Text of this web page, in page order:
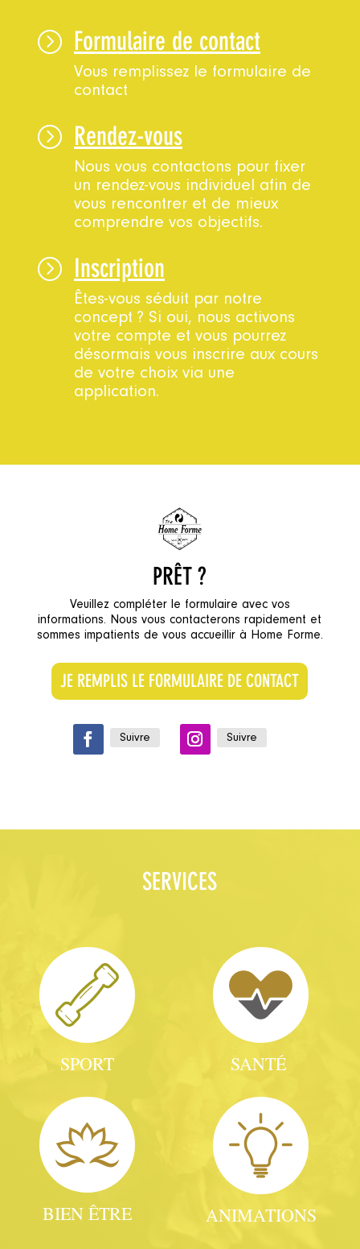
= Formulaire de contact
Vous remplissez le formulaire de
contact
= Rendez-vous
Nous vous contactons pour fixer
un rendez-vous individuel afin de
vous rencontrer et de mieux
comprendre vos objectifs.
= Inscription
Êtes-vous séduit par notre
concept ? Si oui, nous activons
votre compte et vous pourrez
désormais vous inscrire aux cours
de votre choix via une
application.
PRÊT ?
Veuillez compléter le formulaire avec vos
informations. Nous vous contacterons rapidement et
sommes impatients de vous accueillir à Home Forme.
JE REMPLIS LE FORMULAIRE DE CONTACT
Suivre Suivre
SERVICES
SANTÉ
SPORT
BIEN ÊTRE ANIMATIONS